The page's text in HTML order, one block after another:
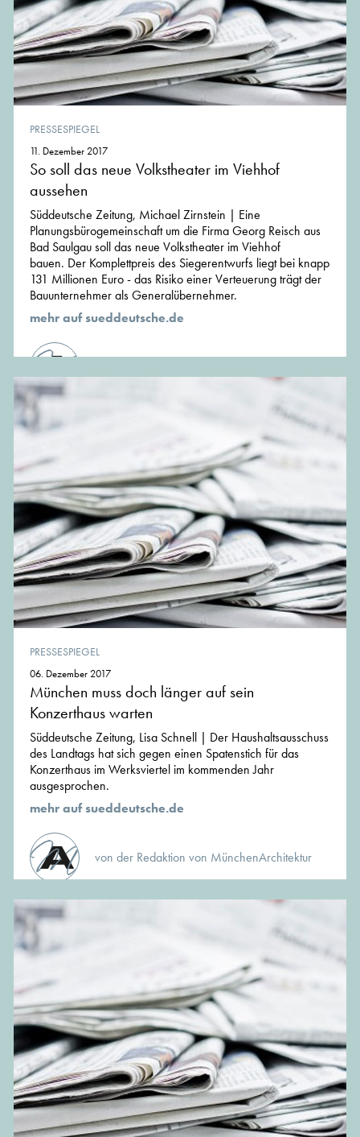
PRESSESPIEGEL
11. Dezember 2017
So soll das neue Volkstheater im Viehhof
aussehen
Süddeutsche Zeitung, Michael Zirnstein | Eine
Planungsbürogemeinschaft um die Firma Georg Reisch aus
Bad Saulgau soll das neue Volkstheater im Viehhof
bauen. Der Komplettpreis des Siegerentwurfs liegt bei knapp
131 Millionen Euro - das Risiko einer Verteuerung trägt der
Bauunternehmer als Generalübernehmer.
mehr auf sueddeutsche.de
PRESSESPIEGEL
06. Dezember 2017
München muss doch länger auf sein
Konzerthaus warten
Süddeutsche Zeitung, Lisa Schnell | Der Haushaltsausschuss
des Landtags hat sich gegen einen Spatenstich für das
Konzerthaus im Werksviertel im kommenden Jahr
ausgesprochen.
mehr auf sueddeutsche.de
von der Redaktion von MünchenArchitektur